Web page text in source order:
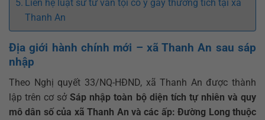
Liên hệ luật sư tư vấn tội cố ý gây thương tích tại xã
Thanh An
Địa giới hành chính mới – xã Thanh An sau sáp
nhập
Theo Nghị quyết 33/NQ-HĐND, xã Thanh An được thành
lập trên cơ sởSáp nhập toàn bộ diện tích tự nhiên và quy
mô dân số của xã Thanh An và các ấp: Đường Long thuộc